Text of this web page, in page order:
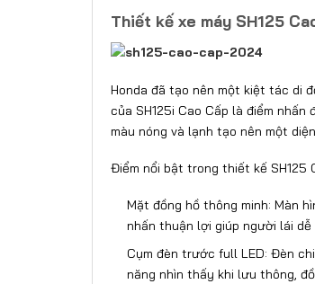
Thiết kế xe máy SH125
Honda đã tạo nên một kiệt tác di
của SH125i Cao Cấp là điểm
màu nóng và lạnh tạo nên một
Điểm nổi bật trong thiết kế SH125
Mặt đồng hồ thông minh: Màn
nhấn thuận lợi giúp người lái
Cụm đèn trước full LED: Đèn
năng nhìn thấy khi lưu thông,